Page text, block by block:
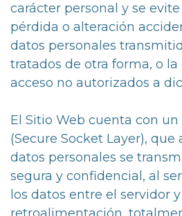
carácter personal y se
pérdida o alteración
datos personales
tratados de otra forma, o
acceso no autorizados a
El Sitio Web cuenta con un
(Secure Socket Layer), que
datos personales se
segura y confidencial, al
los datos entre el servidor